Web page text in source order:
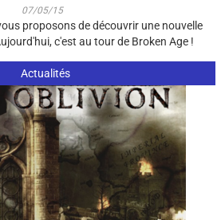
07/05/15
proposons de découvrir une nouvelle
c'est au tour de Broken Age !
Actualités